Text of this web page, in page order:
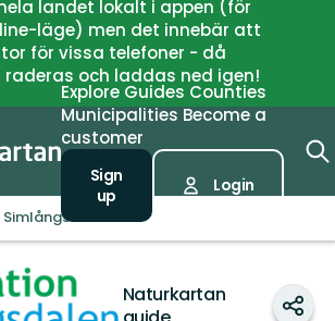
landet lokalt i appen (för
läge) men det innebär att
för vissa telefoner - då
raderas och laddas ned igen!
Explore Guides Counties
Municipalities Become a
customer
Sign
up
Login
Simlångsdalen
Naturkartan